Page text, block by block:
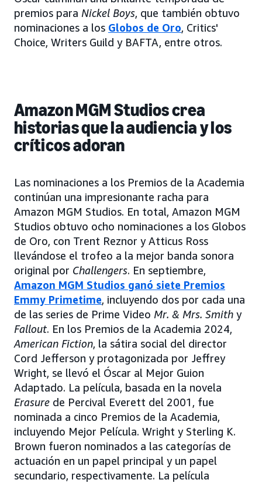
premios para Nickel Boys, que también obtuvo
nominaciones a los Globos de Oro, Critics'
Choice, Writers Guild y BAFTA, entre otros.
Amazon MGM Studios crea
historias que la audiencia y los
críticos adoran
Las nominaciones a los Premios de la Academia
continúan una impresionante racha para
Amazon MGM Studios. En total, Amazon MGM
Studios obtuvo ocho nominaciones a los Globos
de Oro, con Trent Reznor y Atticus Ross
llevándose el trofeo a la mejor banda sonora
original por Challengers. En septiembre,
Amazon MGM Studios ganó siete Premios
Emmy Primetime, incluyendo dos por cada una
de las series de Prime Video Mr. & Mrs. Smith y
Fallout. En los Premios de la Academia 2024,
American Fiction, la sátira social del director
Cord Jefferson y protagonizada por Jeffrey
Wright, se llevó el Óscar al Mejor Guion
Adaptado. La película, basada en la novela
Erasure de Percival Everett del 2001, fue
nominada a cinco Premios de la Academia,
incluyendo Mejor Película. Wright y Sterling K.
Brown fueron nominados a las categorías de
actuación en un papel principal y un papel
secundario, respectivamente. La película